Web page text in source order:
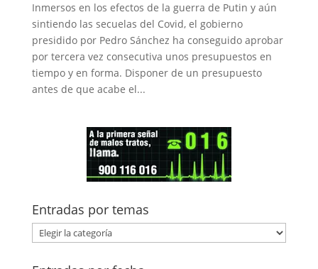
Inmersos en los efectos de la guerra de Putin y aún
sintiendo las secuelas del Covid, el gobierno
presidido por Pedro Sánchez ha conseguido aprobar
por tercera vez consecutiva unos presupuestos en
tiempo y en forma. Disponer de un presupuesto
antes de que acabe el...
Entradas por temas
Entradas
por
temas